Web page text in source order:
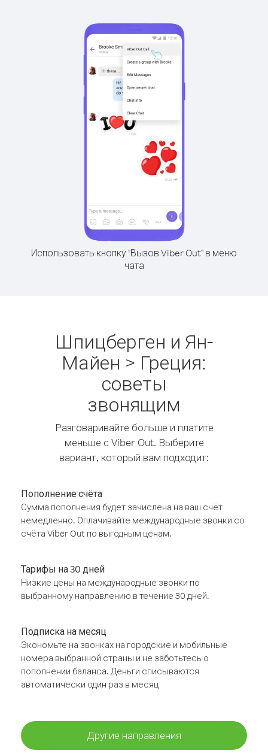
Использовать кнопку "Вызов Viber Out" в меню
чата
Шпицберген и Ян-
Майен > Греция:
советы
звонящим
Разговаривайте больше и платите
меньше с Viber Out. Выберите
вариант, который вам подходит:
Пополнение счёта
Сумма пополнения будет зачислена на ваш счёт
немедленно. Оплачивайте международные звонки со
счёта Viber Out по выгодным ценам.
Тарифы на 30 дней
Низкие цены на международные звонки по
выбранному направлению в течение 30 дней.
Подписка на месяц
Экономьте на звонках на городские и мобильные
номера выбранной страны и не заботьтесь о
пополнении баланса. Деньги списываются
автоматически один раз в месяц
Другие направления